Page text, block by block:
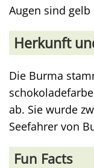
Augen sind
Herkunft
Die Burma
ab. Sie wurde
Seefahrer von
Fun Facts